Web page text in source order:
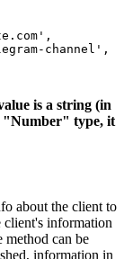
channel',
is a string (in
"Number" type, it
about the client to
information
method can be
information in